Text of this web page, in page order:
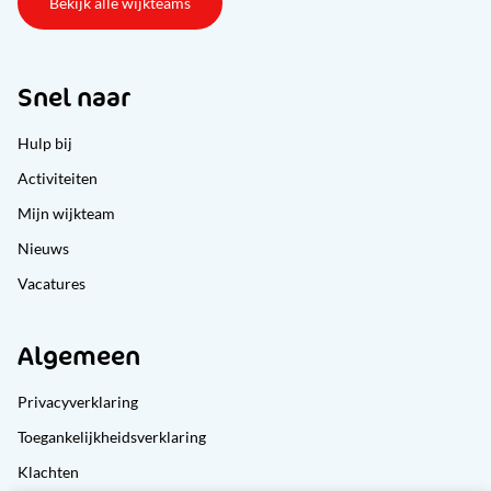
Snel naar
Hulp bij
Activiteiten
Mijn wijkteam
Nieuws
Vacatures
Algemeen
Privacyverklaring
Toegankelijkheidsverklaring
Klachten